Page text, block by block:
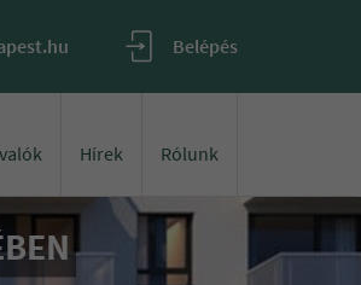
Belépés
Hírek Rólunk